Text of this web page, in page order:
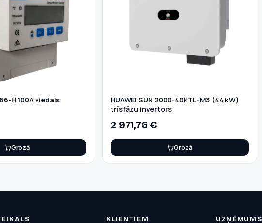
H 100A viedais
Grozā
HUAWEI SUN 2000-40KTL-M3 (44 kW)
trīsfāzu invertors
2 971,76 €
Grozā
KLIENTIEM UZŅĒMUMS